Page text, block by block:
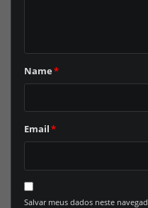
Name*
Email*
Salvar meus dados neste